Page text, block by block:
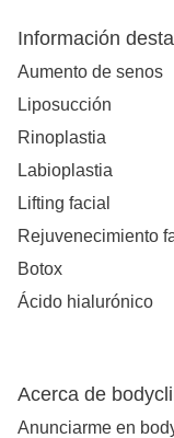
Información
Aumento de senos
Liposucción
Rinoplastia
Labioplastia
Lifting facial
Rejuvenecimiento
Botox
Ácido hialurónico
Acerca de
Anunciarme en